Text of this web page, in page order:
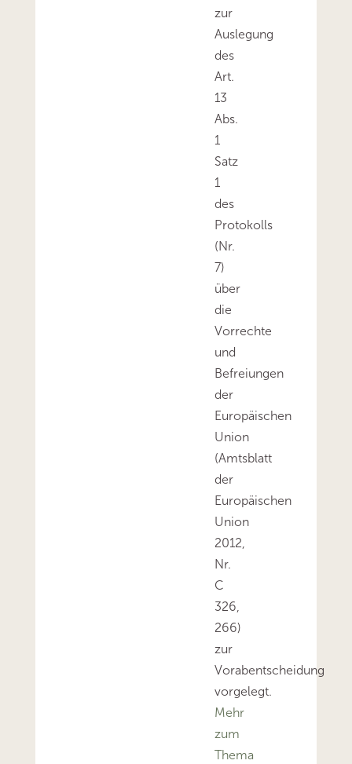
zur
Auslegung
des
Art.
13
Abs.
1
Satz
1
des
Protokolls
(Nr.
7)
über
die
Vorrechte
und
Befreiungen
der
Europäischen
Union
(Amtsblatt
der
Europäischen
Union
2012,
Nr.
C
326,
266)
zur
Vorabentscheidung
vorgelegt.
Mehr
zum
Thema